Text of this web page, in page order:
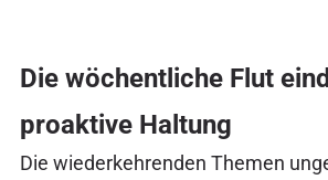
Die wöchentliche Flut
proaktive Haltung
Die wiederkehrenden Themen